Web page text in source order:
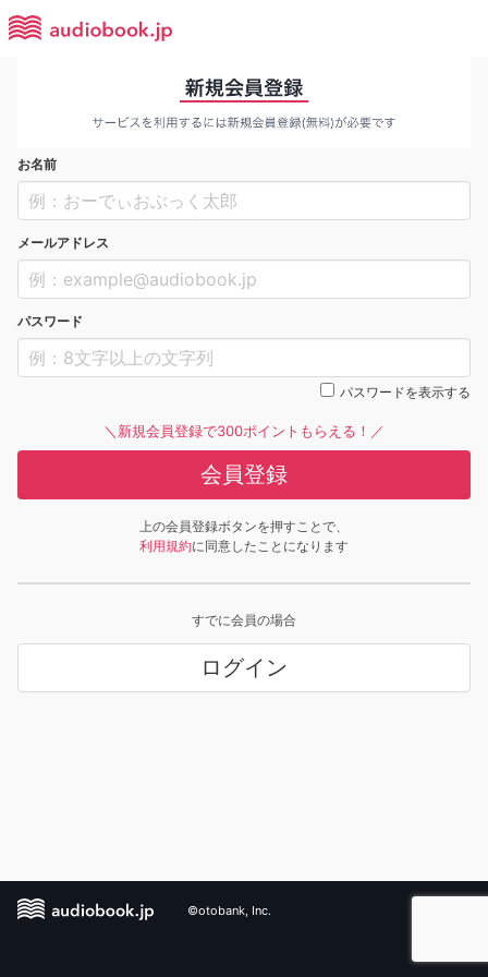
お名前
メールアドレス
パスワード
パスワードを表示する
＼新規会員登録で300ポイントもらえる！／
会員登録
上の会員登録ボタンを押すことで、
利用規約に同意したことになります
すでに会員の場合
ログイン
©otobank, Inc.